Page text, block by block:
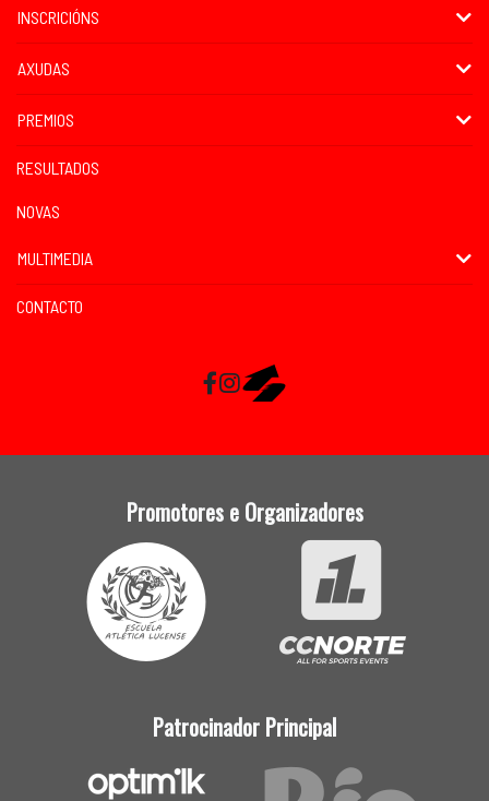
INSCRICIÓNS
AXUDAS
PREMIOS
RESULTADOS
NOVAS
MULTIMEDIA
CONTACTO
Facebook
InstagramRaceMapp
Promotores e Organizadores
Patrocinador Principal